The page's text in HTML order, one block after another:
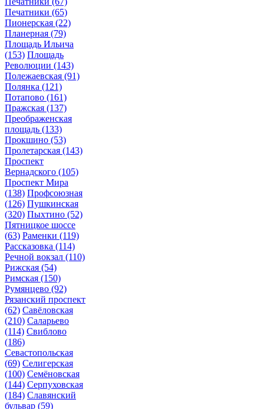
Печатники (65)
Пионерская (22)
Планерная (79)
Площадь Ильича
(153) Площадь
Революции (143)
Полежаевская (91)
Полянка (121)
Потапово (161)
Пражская (137)
Преображенская
площадь (133)
Прокшино (53)
Пролетарская (143)
Проспект
Вернадского (105)
Проспект Мира
(138) Профсоюзная
(126) Пушкинская
(320) Пыхтино (52)
Пятницкое шоссе
(63) Раменки (119)
Рассказовка (114)
Речной вокзал (110)
Рижская (54)
Римская (150)
Румянцево (92)
Рязанский проспект
(62) Савёловская
(210) Саларьево
(114) Свиблово
(186)
Севастопольская
(69) Селигерская
(100) Семёновская
(144) Серпуховская
(184) Славянский
бульвар (59)